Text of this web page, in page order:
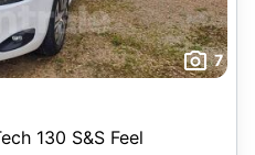
7
130 S&S Feel